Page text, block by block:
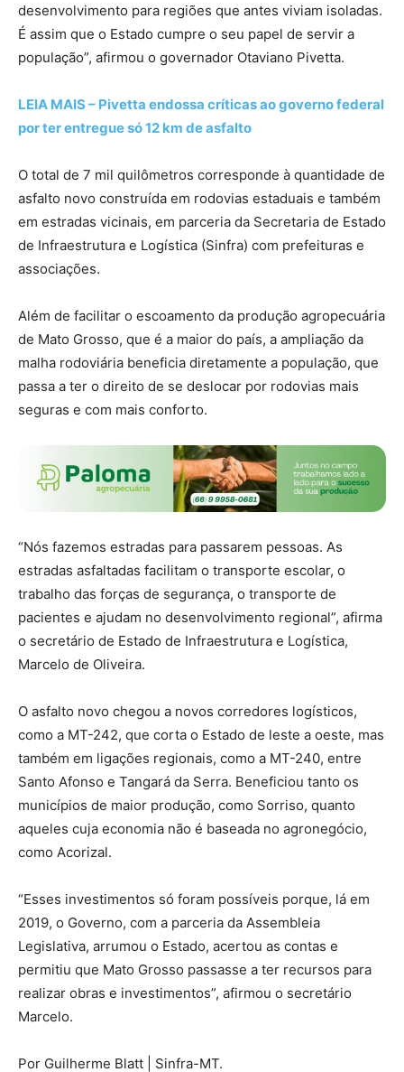
desenvolvimento para regiões que antes viviam isoladas.
É assim que o Estado cumpre o seu papel de servir a
população”, afirmou o governador Otaviano Pivetta.
LEIA MAIS – Pivetta endossa críticas ao governo federal
por ter entregue só 12 km de asfalto
O total de 7 mil quilômetros corresponde à quantidade de
asfalto novo construída em rodovias estaduais e também
em estradas vicinais, em parceria da Secretaria de Estado
de Infraestrutura e Logística (Sinfra) com prefeituras e
associações.
Além de facilitar o escoamento da produção agropecuária
de Mato Grosso, que é a maior do país, a ampliação da
malha rodoviária beneficia diretamente a população, que
passa a ter o direito de se deslocar por rodovias mais
seguras e com mais conforto.
“Nós fazemos estradas para passarem pessoas. As
estradas asfaltadas facilitam o transporte escolar, o
trabalho das forças de segurança, o transporte de
pacientes e ajudam no desenvolvimento regional”, afirma
o secretário de Estado de Infraestrutura e Logística,
Marcelo de Oliveira.
O asfalto novo chegou a novos corredores logísticos,
como a MT-242, que corta o Estado de leste a oeste, mas
também em ligações regionais, como a MT-240, entre
Santo Afonso e Tangará da Serra. Beneficiou tanto os
municípios de maior produção, como Sorriso, quanto
aqueles cuja economia não é baseada no agronegócio,
como Acorizal.
“Esses investimentos só foram possíveis porque, lá em
2019, o Governo, com a parceria da Assembleia
Legislativa, arrumou o Estado, acertou as contas e
permitiu que Mato Grosso passasse a ter recursos para
realizar obras e investimentos”, afirmou o secretário
Marcelo.
Por Guilherme Blatt | Sinfra-MT.